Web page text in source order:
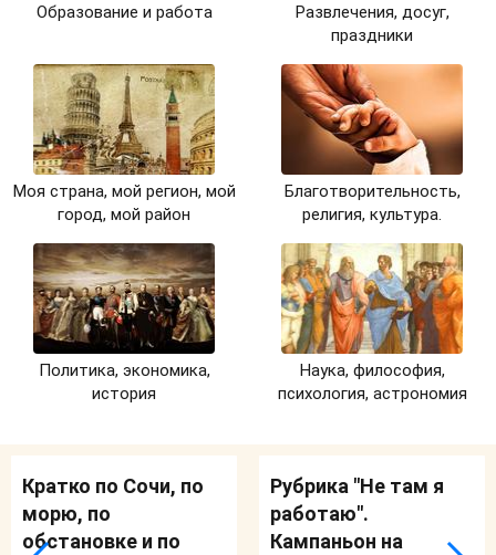
Образование и работа
Развлечения, досуг,
праздники
Моя страна, мой регион, мой
город, мой район
Благотворительность,
религия, культура.
Политика, экономика,
история
Наука, философия,
психология, астрономия
Кратко по Сочи, по
морю, по
обстановке и по
Рубрика "Не там я
работаю".
Кампаньон на